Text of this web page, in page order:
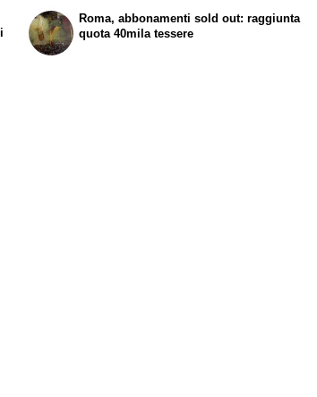
Roma, abbonamenti sold out: raggiunta
quota 40mila tessere